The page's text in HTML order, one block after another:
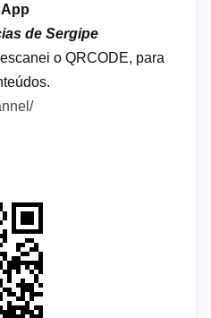
de Sergipe
o QRCODE, para